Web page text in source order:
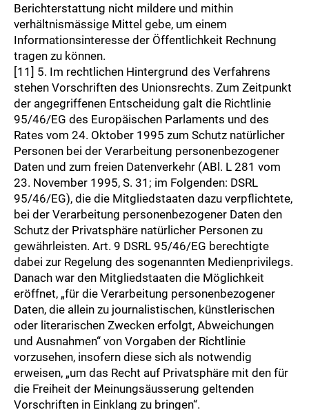
Berichterstattung nicht mildere und mithin
verhältnismässige Mittel gebe, um einem
Informationsinteresse der Öffentlichkeit Rechnung
tragen zu können.
[11] 5. Im rechtlichen Hintergrund des Verfahrens
stehen Vorschriften des Unionsrechts. Zum Zeitpunkt
der angegriffenen Entscheidung galt die Richtlinie
95/46/EG des Europäischen Parlaments und des
Rates vom 24. Oktober 1995 zum Schutz natürlicher
Personen bei der Verarbeitung personenbezogener
Daten und zum freien Datenverkehr (ABl. L 281 vom
23. November 1995, S. 31; im Folgenden: DSRL
95/46/EG), die die Mitgliedstaaten dazu verpflichtete,
bei der Verarbeitung personenbezogener Daten den
Schutz der Privatsphäre natürlicher Personen zu
gewährleisten. Art. 9 DSRL 95/46/EG berechtigte
dabei zur Regelung des sogenannten Medienprivilegs.
Danach war den Mitgliedstaaten die Möglichkeit
eröffnet, „für die Verarbeitung personenbezogener
Daten, die allein zu journalistischen, künstlerischen
oder literarischen Zwecken erfolgt, Abweichungen
und Ausnahmen“ von Vorgaben der Richtlinie
vorzusehen, insofern diese sich als notwendig
erweisen, „um das Recht auf Privatsphäre mit den für
die Freiheit der Meinungsäusserung geltenden
Vorschriften in Einklang zu bringen“.